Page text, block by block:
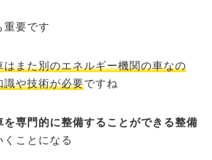
要です
はまた別のエネルギー機関の車なの
や技術が必要ですね
を専門的に整備することができる整備
くことになる